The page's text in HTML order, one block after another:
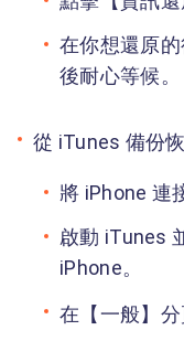
在你想還原
後耐心等候。
從 iTunes 備份
將 iPhone 連
啟動 iTunes
iPhone。
在【一般】分